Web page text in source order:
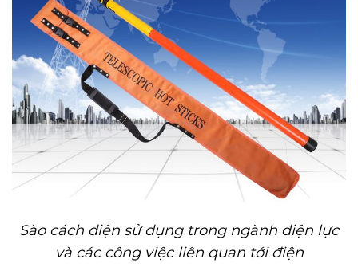
Sào cách điện sử dụng trong ngành điện lực
và các công việc liên quan tới điện